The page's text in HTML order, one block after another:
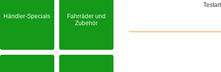
Händler-Specials
Fahrräder und
Zubehör